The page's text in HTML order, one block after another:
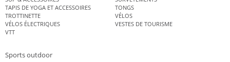
TAPIS DE YOGA ET ACCESSOIRES
TONGS
TROTTINETTE
VÉLOS
VÉLOS ÉLECTRIQUES
VESTES DE TOURISME
VTT
Sports outdoor